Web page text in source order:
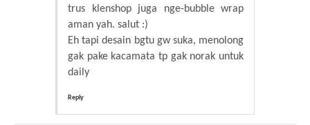
trus klenshop juga nge-bubble wrap
aman yah. salut :)
Eh tapi desain bgtu gw suka, menolong
gak pake kacamata tp gak norak untuk
daily
Reply